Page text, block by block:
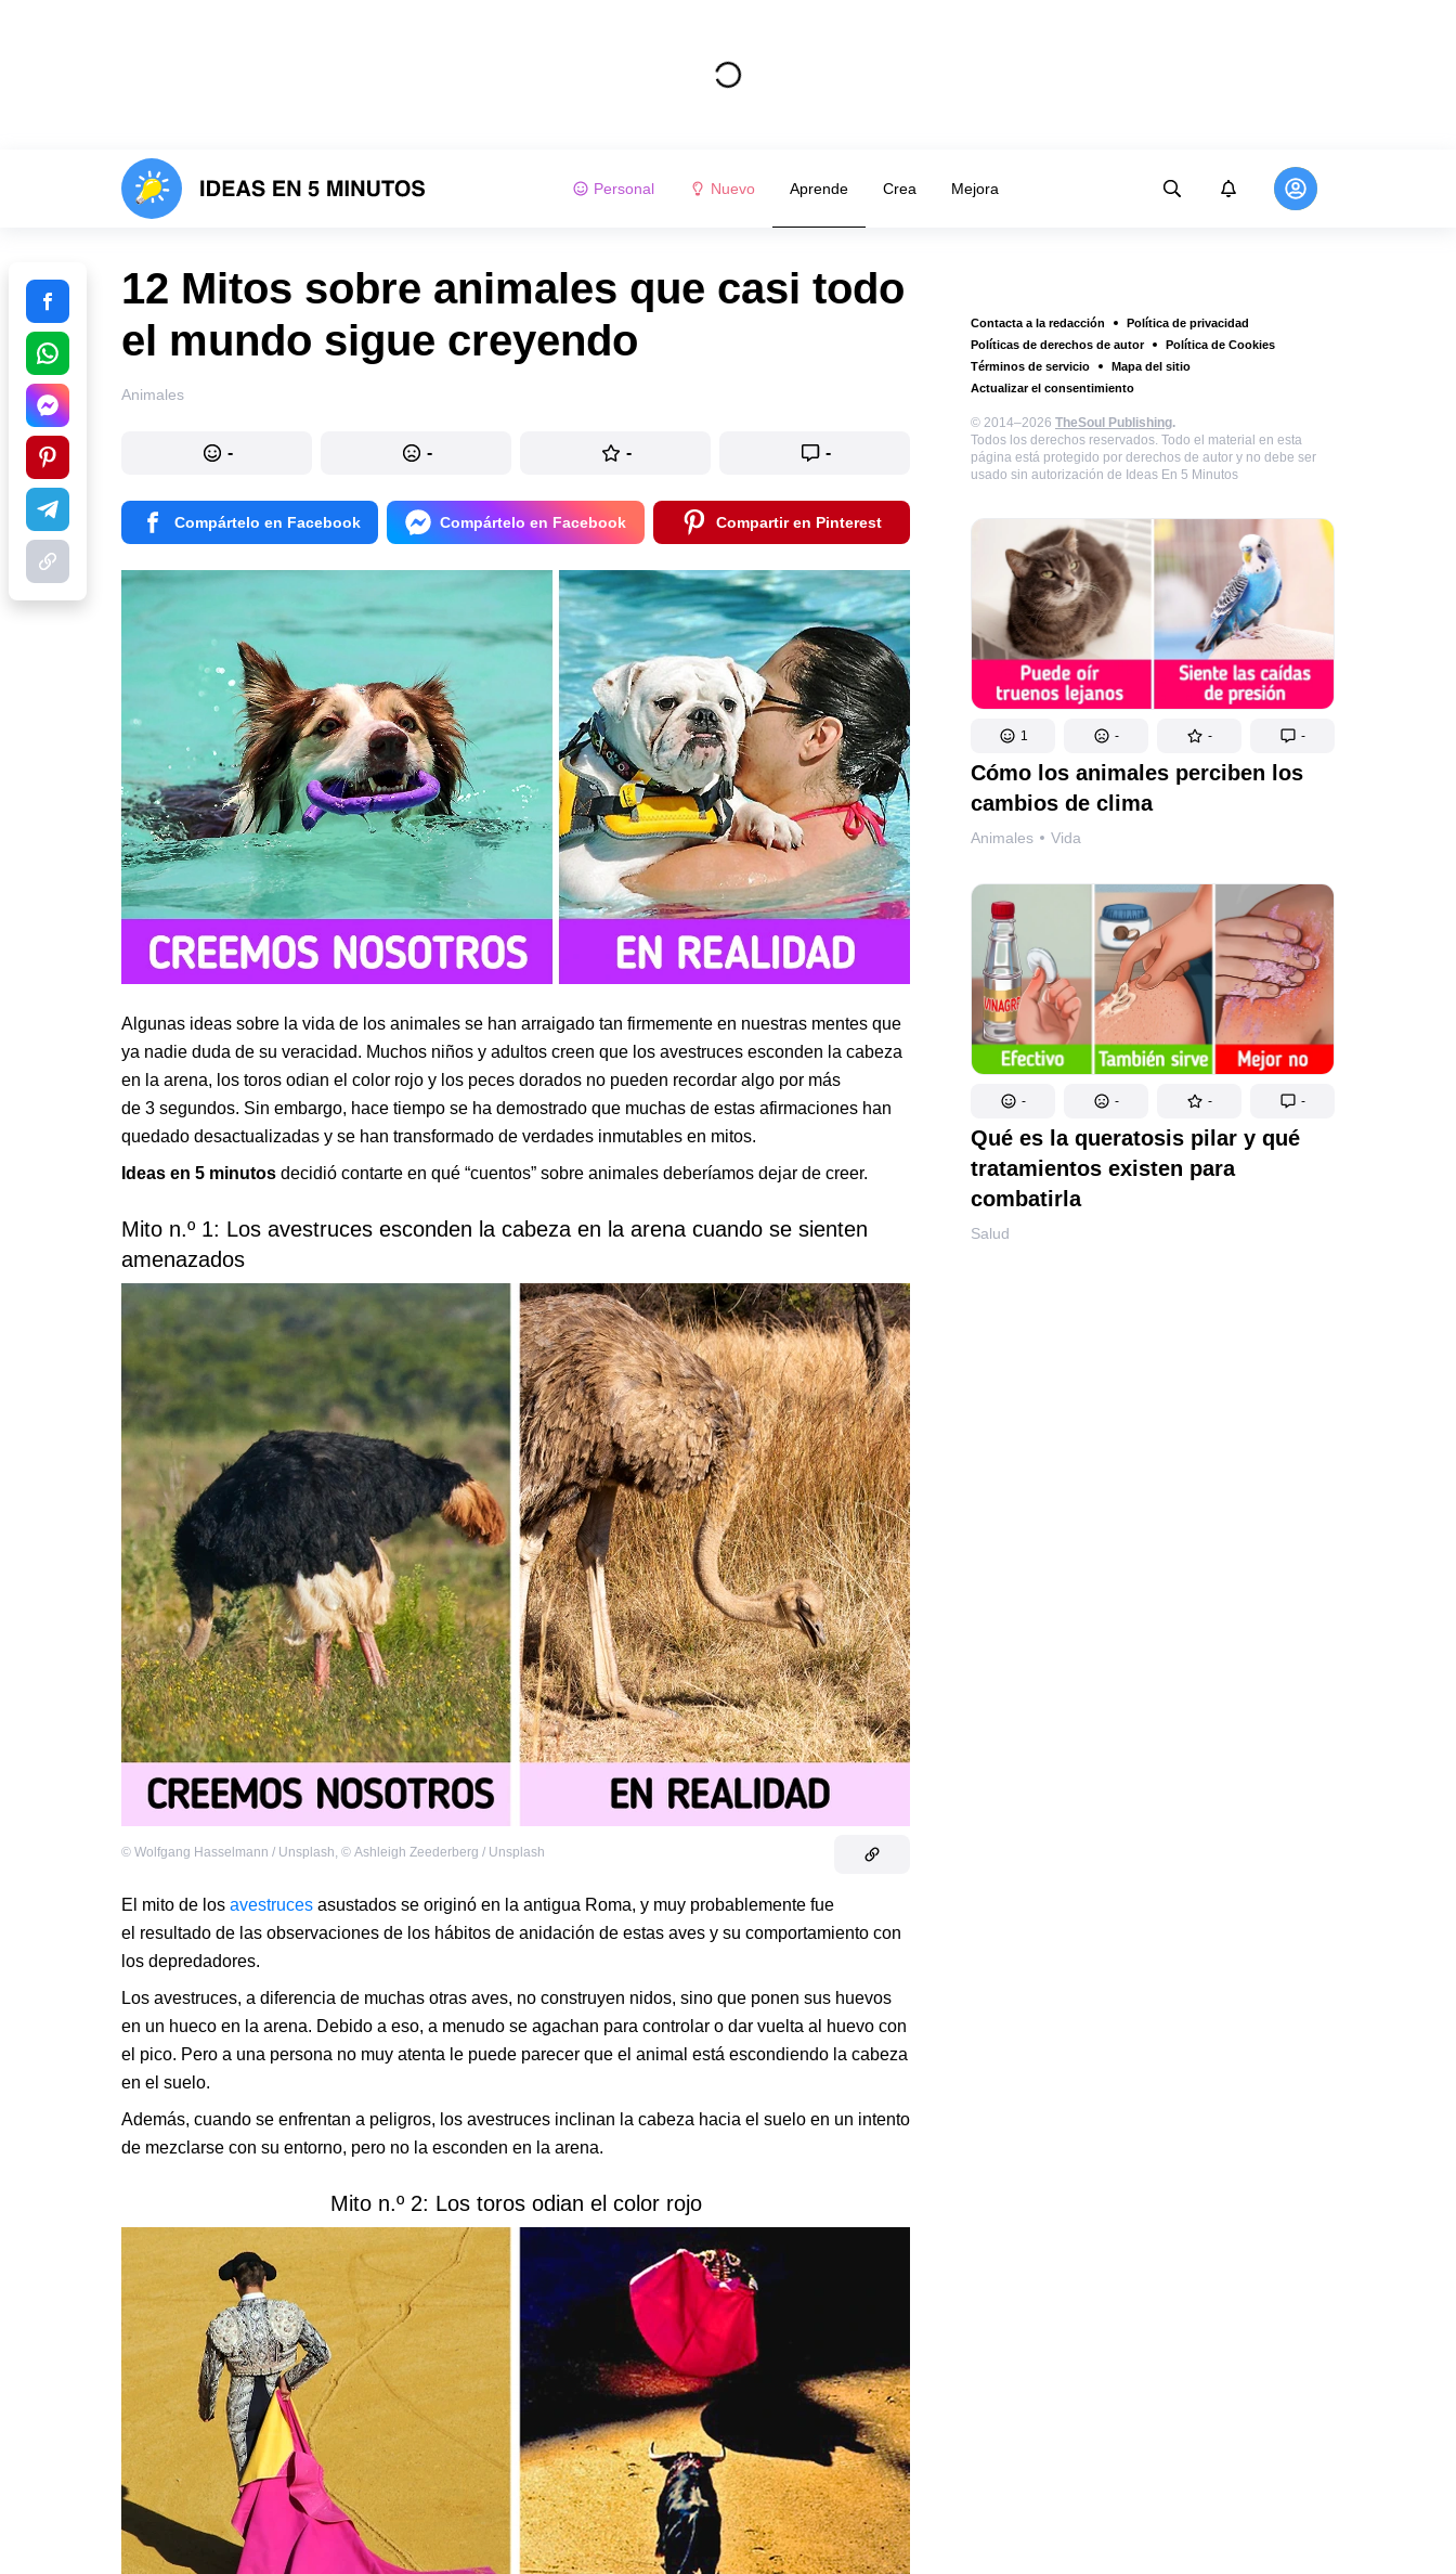
Personal Nuevo Aprende Crea Mejora
Contacta a la redacción
Política de privacidad
Políticas de derechos de autor
Política de Cookies
Términos de servicio
Mapa del sitio
Actualizar el consentimiento
© 2014–2026 TheSoul Publishing.
Todos los derechos reservados. Todo el material en esta
página está protegido por derechos de autor y no debe ser
usado sin autorización de Ideas En 5 Minutos
1 - - -
Cómo los animales perciben los
cambios de clima
Animales Vida
- - - -
Qué es la queratosis pilar y qué
tratamientos existen para
combatirla
Salud
12 Mitos sobre animales que casi todo
el mundo sigue creyendo
Animales
- - - -
Compártelo en Facebook Compártelo en Facebook Compartir en Pinterest
Algunas ideas sobre la vida de los animales se han arraigado tan firmemente en nuestras mentes que
ya nadie duda de su veracidad. Muchos niños y adultos creen que los avestruces esconden la cabeza
en la arena, los toros odian el color rojo y los peces dorados no pueden recordar algo por más
de 3 segundos. Sin embargo, hace tiempo se ha demostrado que muchas de estas afirmaciones han
quedado desactualizadas y se han transformado de verdades inmutables en mitos.
Ideas en 5 minutos decidió contarte en qué “cuentos” sobre animales deberíamos dejar de creer.
Mito n.º 1: Los avestruces esconden la cabeza en la arena cuando se sienten
amenazados
© Wolfgang Hasselmann / Unsplash, © Ashleigh Zeederberg / Unsplash
El mito de los avestruces asustados se originó en la antigua Roma, y muy probablemente fue
el resultado de las observaciones de los hábitos de anidación de estas aves y su comportamiento con
los depredadores.
Los avestruces, a diferencia de muchas otras aves, no construyen nidos, sino que ponen sus huevos
en un hueco en la arena. Debido a eso, a menudo se agachan para controlar o dar vuelta al huevo con
el pico. Pero a una persona no muy atenta le puede parecer que el animal está escondiendo la cabeza
en el suelo.
Además, cuando se enfrentan a peligros, los avestruces inclinan la cabeza hacia el suelo en un intento
de mezclarse con su entorno, pero no la esconden en la arena.
Mito n.º 2: Los toros odian el color rojo